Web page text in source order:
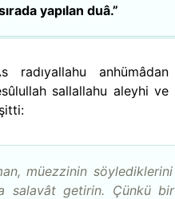
yapılan duâ.”
radıyallahu anhümâdan
sallallahu aleyhi ve
müezzinin
salavât getirin. Çünkü